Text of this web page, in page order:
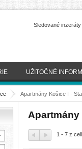
Sledované inzeráty
UŽITOČNÉ
> Apartmány Košice I -
Apartmány
1 - 7 z